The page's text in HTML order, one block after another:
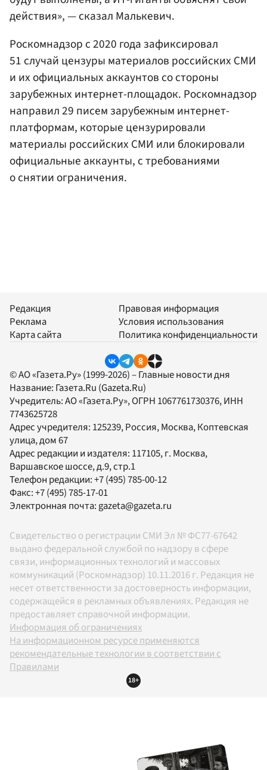
действия», — сказал Малькевич.
Роскомнадзор с 2020 года зафиксировал
51 случай цензуры материалов российских СМИ
и их официальных аккаунтов со стороны
зарубежных интернет-площадок. Роскомнадзор
направил 29 писем зарубежным интернет-
платформам, которые цензурировали
материалы российских СМИ или блокировали
официальные аккаунты, с требованиями
о снятии ограничения.
Редакция
Реклама
Карта сайта
Правовая информация
Условия использования
Политика конфиденциальности
© АО «Газета.Ру» (1999-2026) – Главные новости дня
Название: Газета.Ru (Gazeta.Ru)
Учредитель:АО «Газета.Ру», ОГРН 1067761730376, ИНН
7743625728
Адрес учредителя: 125239, Россия, Москва, Коптевская
улица, дом 67
Адрес редакции и издателя: 117105, г. Москва,
Варшавское шоссе, д.9, стр.1
Телефон редакции:+7 (495) 785-00-12
Факс:+7 (495) 785-17-01
Электронная почта: gazeta@gazeta.ru
Свидетельство о регистрации СМИ Эл № ФС77-67642
выдано федеральной службой по надзору в сфере
связи, информационных технологий и массовых
коммуникаций (Роскомнадзор) 10.11.2016 г. Редакция не
несет ответственности за достоверность информации,
содержащейся в рекламных объявлениях. Редакция не
предоставляет справочной информации.
Информация об ограничениях
На информационном ресурсе применяются
рекомендательные технологии в соответствии с
Правилами
18+